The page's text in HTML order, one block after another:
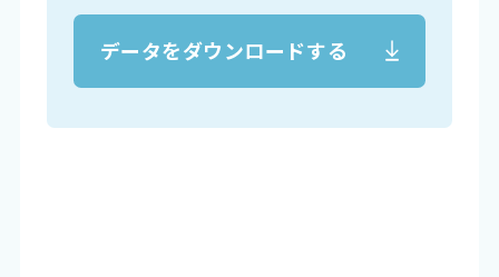
データをダウンロードする